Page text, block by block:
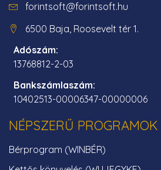
forintsoft@forintsoft.hu
6500 Baja, Roosevelt tér 1.
Adószám:
13768812-2-03
Bankszámlaszám:
10402513-00006347-00000006
NÉPSZERŰ PROGRAMOK
Bérprogram (WINBÉR)